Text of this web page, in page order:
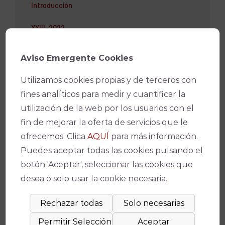
Introducción
XXIII-2022
XX-2013
Galería de Premiados
XIX-2010
XVIII-2007
XVI-2001
Aviso Emergente Cookies
Utilizamos cookies propias y de terceros con
fines analíticos para medir y cuantificar la
utilización de la web por los usuarios con el
fin de mejorar la oferta de servicios que le
ofrecemos. ClicaAQUÍ
para más información.
Puedes aceptar todas las cookies pulsando el
botón 'Aceptar', seleccionar las cookies que
desea ó solo usar la cookie necesaria.